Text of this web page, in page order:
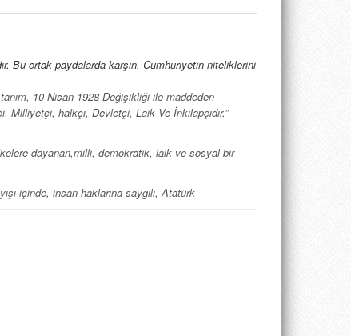
Bu ortak paydalarda karşın, Cumhuriyetin niteliklerini
10 Nisan 1928 Değişikliği ile maddeden
halkçı, Devletçi, Laik Ve İnkılapçıdır.”
dayanan,milli, demokratik, laik ve sosyal bir
içinde, insan haklarına saygılı, Atatürk